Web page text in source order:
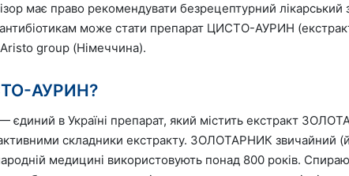
має право рекомендувати безрецептурний лікарський
може стати препарат ЦИСТО-АУРИН
group (Німеччина).
АУРИН?
в Україні препарат, який містить екстракт
складники екстракту. ЗОЛОТАРНИК звичайний
медицині використовують понад 800 років.